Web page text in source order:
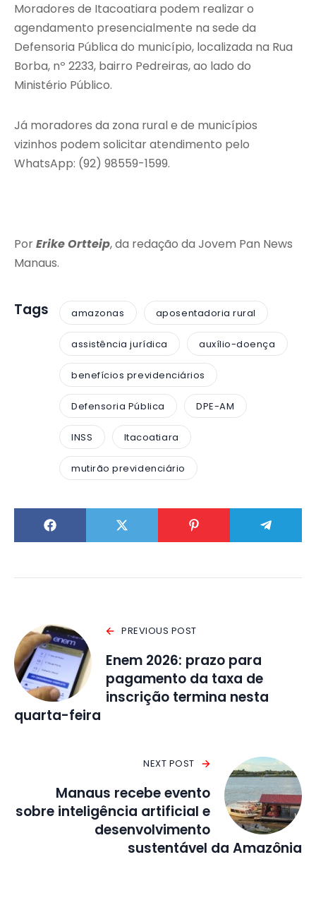
Moradores de Itacoatiara podem realizar o
agendamento presencialmente na sede da
Defensoria Pública do município, localizada na Rua
Borba, nº 2233, bairro Pedreiras, ao lado do
Ministério Público.
Já moradores da zona rural e de municípios
vizinhos podem solicitar atendimento pelo
WhatsApp: (92) 98559-1599.
PorErike Ortteip, da redação da Jovem Pan News
Manaus.
Tags amazonas aposentadoria rural
assistência jurídica auxílio-doença
benefícios previdenciários
Defensoria Pública DPE-AM
INSS Itacoatiara
mutirão previdenciário
PREVIOUS POST
Enem 2026: prazo para
pagamento da taxa de
inscrição termina nesta
quarta-feira
NEXT POST
Manaus recebe evento
sobre inteligência artificial e
desenvolvimento
sustentável da Amazônia